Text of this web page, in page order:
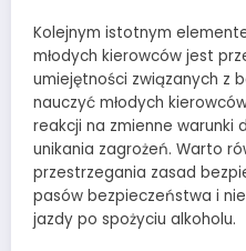
Kolejnym istotnym
młodych kierowców jest
umiejętności związanych z
nauczyć młodych
reakcji na zmienne warunki
unikania zagrożeń. Warto
przestrzegania zasad
pasów bezpieczeństwa i
jazdy po spożyciu alkoholu.